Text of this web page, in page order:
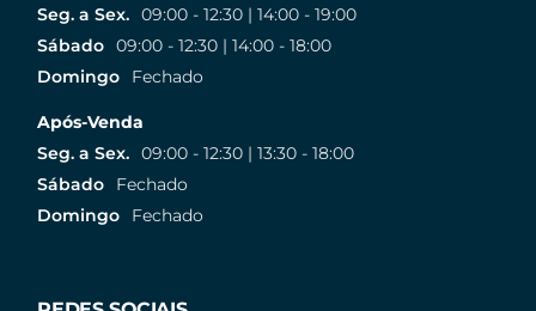
Seg. a Sex. 09:00 - 12:30 | 14:00 - 19:00
Sábado 09:00 - 12:30 | 14:00 - 18:00
Domingo
Fechado
Após-Venda
Seg. a Sex. 09:00 - 12:30 | 13:30 - 18:00
Sábado
Fechado
Domingo
Fechado